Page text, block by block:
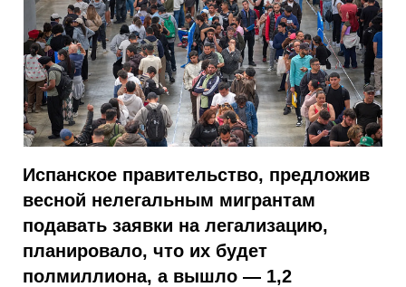
Испанское правительство, предложив
весной нелегальным мигрантам
подавать заявки на легализацию,
планировало, что их будет
полмиллиона, а вышло — 1,2